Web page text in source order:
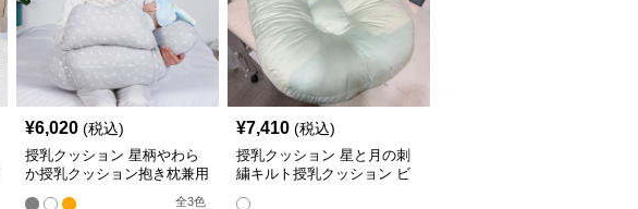
¥6,020 (税込)
授乳クッション 星柄やわら
か授乳クッション抱き枕兼用
全3色
¥7,410 (税込)
授乳クッション 星と月の刺
繍キルト授乳クッション ビ